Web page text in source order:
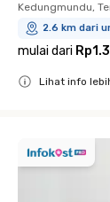
Kedungmundu,
2.6 km dari
mulai dari
Lihat info